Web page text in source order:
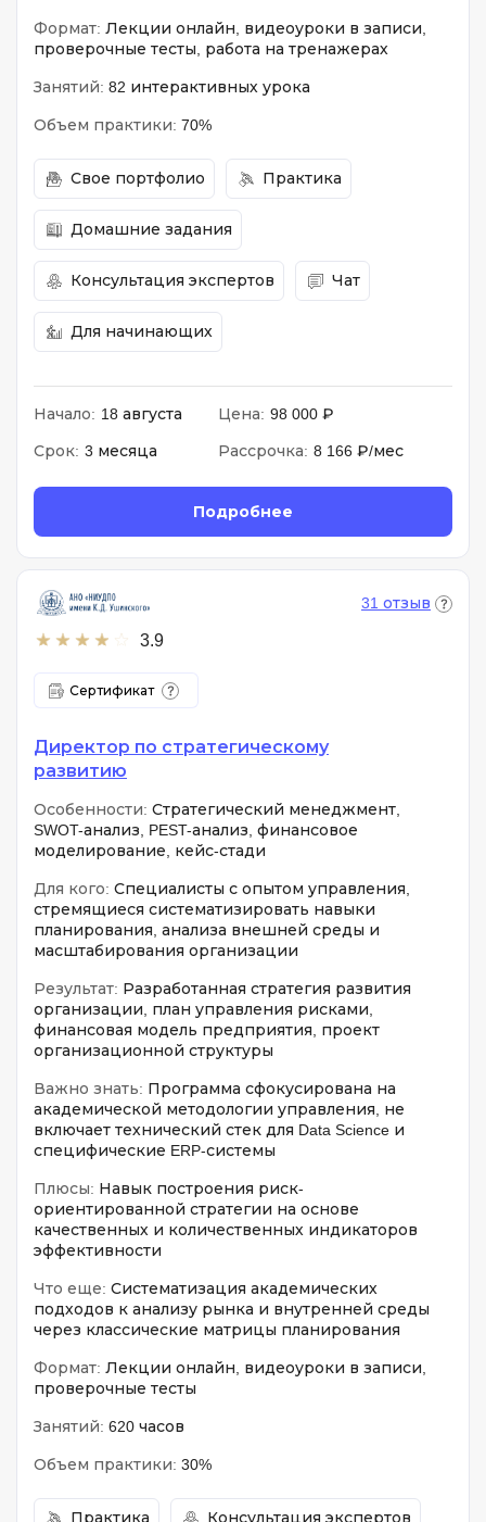
Формат: Лекции онлайн, видеоуроки в записи,
проверочные тесты, работа на тренажерах
Занятий: 82 интерактивных урока
Объем практики: 70%
Свое портфолио Практика
Домашние задания
Консультация экспертов Чат
Для начинающих
Начало: 18 августа Цена: 98 000 ₽
Срок: 3 месяца Рассрочка: 8 166 ₽/мес
Подробнее
3.9
31 отзыв
Сертификат
Директор по стратегическому
развитию
Особенности: Стратегический менеджмент,
SWOT-анализ, PEST-анализ, финансовое
моделирование, кейс-стади
Для кого: Специалисты с опытом управления,
стремящиеся систематизировать навыки
планирования, анализа внешней среды и
масштабирования организации
Результат: Разработанная стратегия развития
организации, план управления рисками,
финансовая модель предприятия, проект
организационной структуры
Важно знать: Программа сфокусирована на
академической методологии управления, не
включает технический стек для Data Science и
специфические ERP-системы
Плюсы: Навык построения риск-
ориентированной стратегии на основе
качественных и количественных индикаторов
эффективности
Что еще: Систематизация академических
подходов к анализу рынка и внутренней среды
через классические матрицы планирования
Формат: Лекции онлайн, видеоуроки в записи,
проверочные тесты
Занятий: 620 часов
Объем практики: 30%
Практика Консультация экспертов